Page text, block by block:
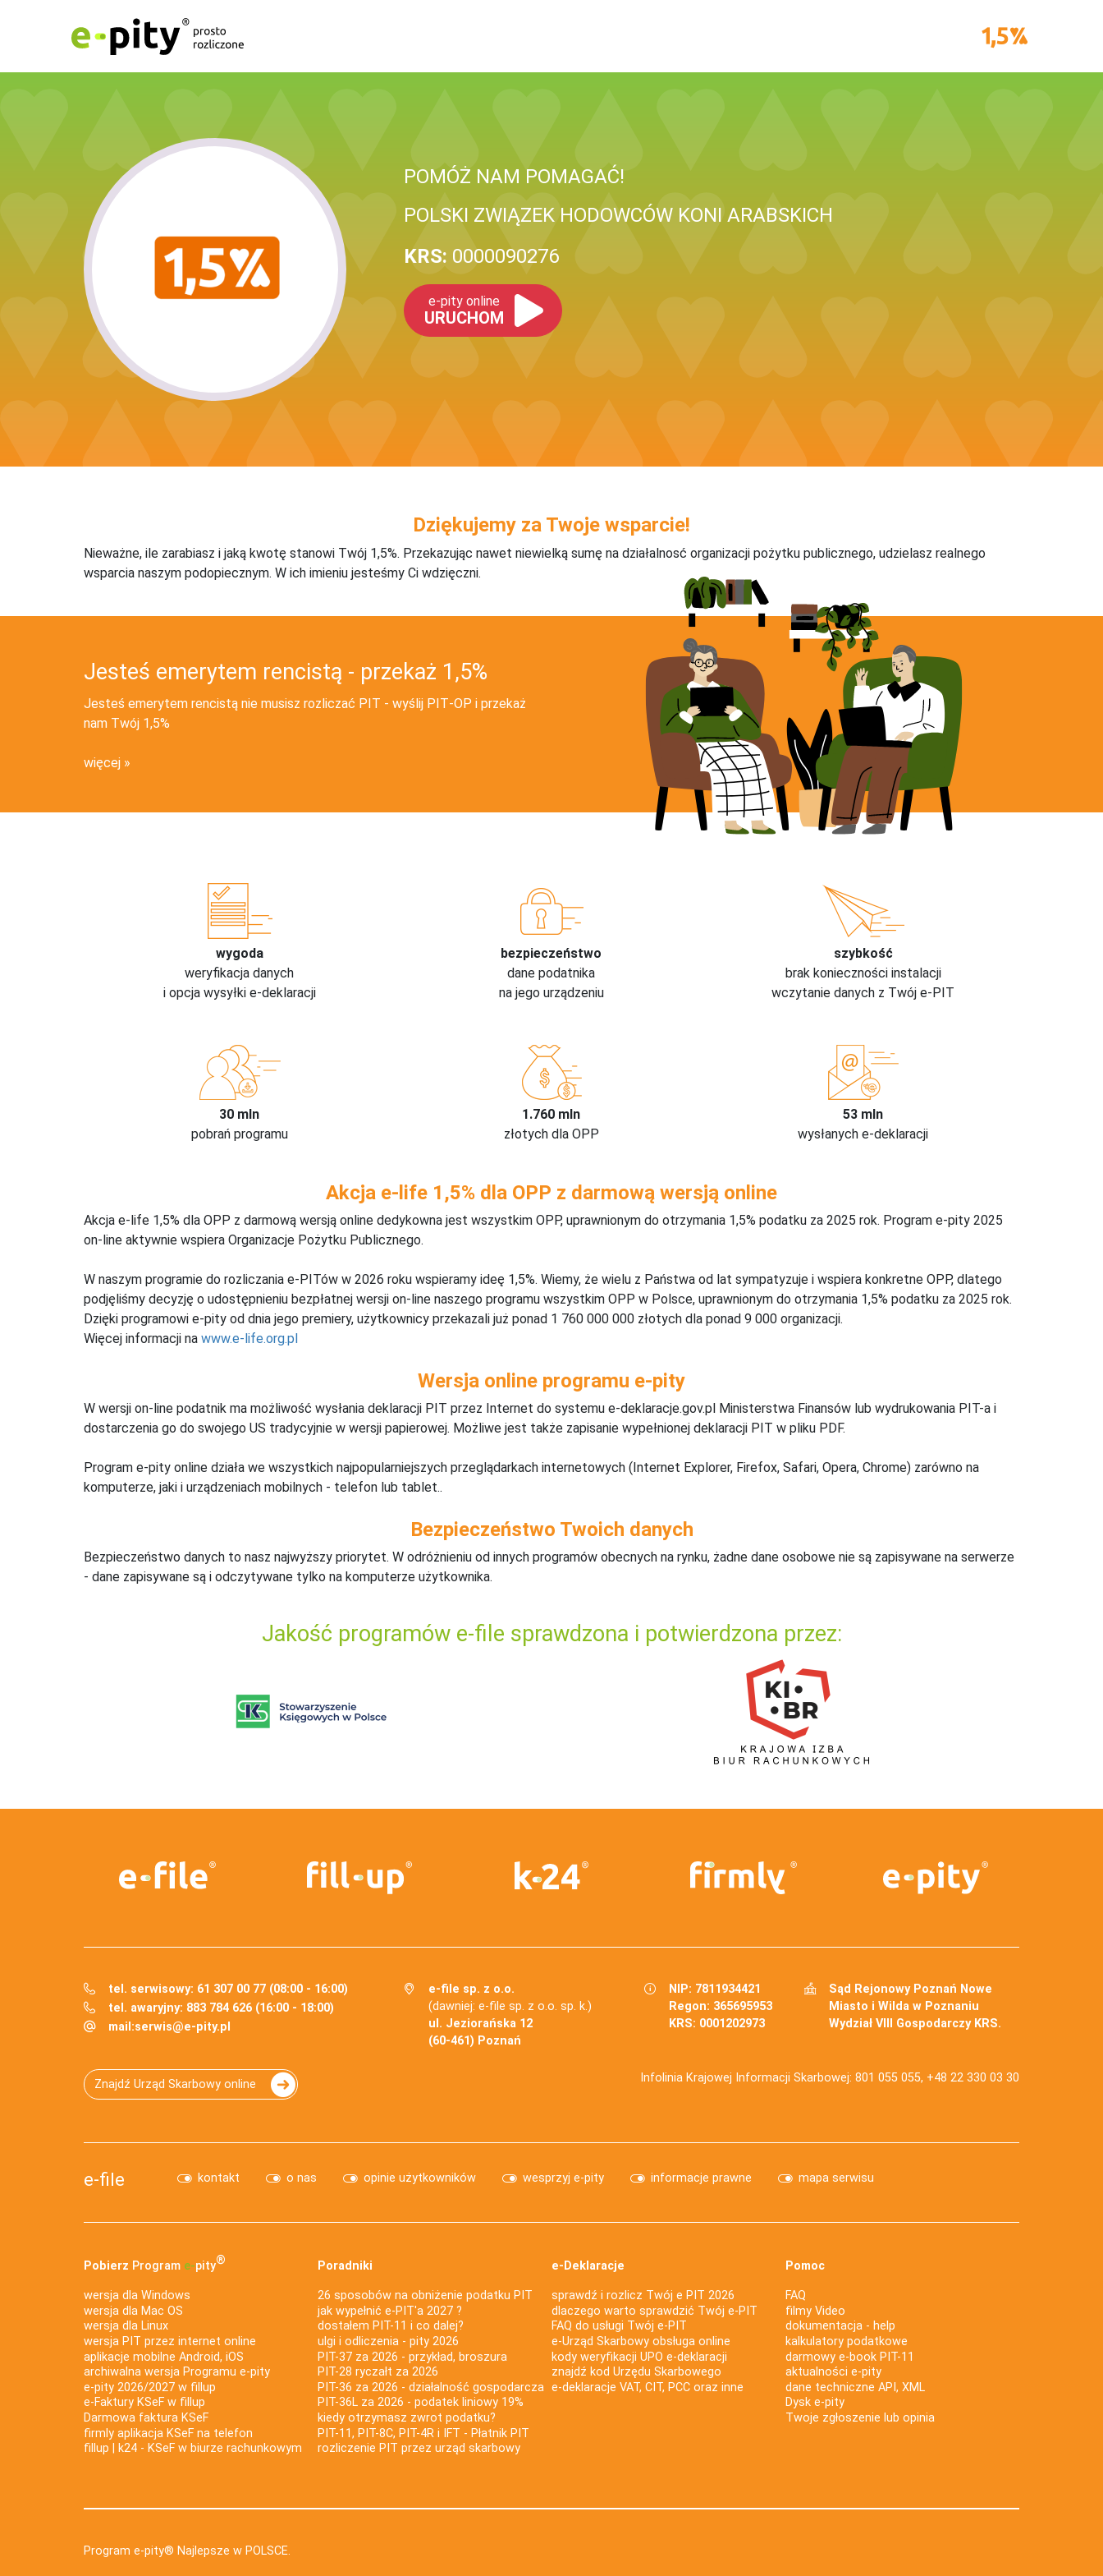
POMÓŻ NAM POMAGAĆ!
POLSKI ZWIĄZEK HODOWCÓW KONI ARABSKICH
KRS: 0000090276
e-pity online
URUCHOM
Dziękujemy za Twoje wsparcie!
Nieważne, ile zarabiasz i jaką kwotę stanowi Twój 1,5%. Przekazując nawet niewielką sumę na działalnosć organizacji pożytku publicznego, udzielasz realnego
wsparcia naszym podopiecznym. W ich imieniu jesteśmy Ci wdzięczni.
Jesteś emerytem rencistą - przekaż 1,5%
Jesteś emerytem rencistą nie musisz rozliczać PIT - wyślij PIT‑OP i przekaż
nam Twój 1,5%
więcej
wygoda
weryfikacja danych
i opcja wysyłki e-deklaracji
bezpieczeństwo
dane podatnika
na jego urządzeniu
szybkość
brak konieczności instalacji
wczytanie danych z Twój e-PIT
30 mln
pobrań programu
1.760 mln
złotych dla OPP
53 mln
wysłanych e-deklaracji
Akcja e-life 1,5% dla OPP z darmową wersją online
Akcja e-life 1,5% dla OPP z darmową wersją online dedykowna jest wszystkim OPP, uprawnionym do otrzymania 1,5% podatku za 2025 rok. Program e-pity 2025
on-line aktywnie wspiera Organizacje Pożytku Publicznego.
W naszym programie do rozliczania e-PITów w 2026 roku wspieramy ideę 1,5%. Wiemy, że wielu z Państwa od lat sympatyzuje i wspiera konkretne OPP, dlatego
podjęliśmy decyzję o udostępnieniu bezpłatnej wersji on-line naszego programu wszystkim OPP w Polsce, uprawnionym do otrzymania 1,5% podatku za 2025 rok.
Dzięki programowi e-pity od dnia jego premiery, użytkownicy przekazali już ponad 1 760 000 000 złotych dla ponad 9 000 organizacji.
Więcej informacji na www.e-life.org.pl
Wersja online programu e-pity
W wersji on-line podatnik ma możliwość wysłania deklaracji PIT przez Internet do systemu e-deklaracje.gov.pl Ministerstwa Finansów lub wydrukowania PIT-a i
dostarczenia go do swojego US tradycyjnie w wersji papierowej. Możliwe jest także zapisanie wypełnionej deklaracji PIT w pliku PDF.
Program e-pity online działa we wszystkich najpopularniejszych przeglądarkach internetowych (Internet Explorer, Firefox, Safari, Opera, Chrome) zarówno na
komputerze, jaki i urządzeniach mobilnych - telefon lub tablet..
Bezpieczeństwo Twoich danych
Bezpieczeństwo danych to nasz najwyższy priorytet. W odróżnieniu od innych programów obecnych na rynku, żadne dane osobowe nie są zapisywane na serwerze
- dane zapisywane są i odczytywane tylko na komputerze użytkownika.
Jakość programów e-file sprawdzona i potwierdzona przez:
tel. serwisowy: 61 307 00 77 (08:00 - 16:00)
tel. awaryjny: 883 784 626 (16:00 - 18:00)
mail:serwis@e-pity.pl
e-file sp. z o.o.
(dawniej: e-file sp. z o.o. sp. k.)
ul. Jeziorańska 12
(60-461) Poznań
NIP: 7811934421
Regon: 365695953
KRS: 0001202973
Sąd Rejonowy Poznań Nowe
Miasto i Wilda w Poznaniu
Wydział VIII Gospodarczy KRS.
Znajdź Urząd Skarbowy online Infolinia Krajowej Informacji Skarbowej: 801 055 055, +48 22 330 03 30
e-file kontakt o nas opinie użytkowników wesprzyj e-pity informacje prawne mapa serwisu
Pobierz Program e‑pity®
wersja dla Windows
wersja dla Mac OS
wersja dla Linux
wersja PIT przez internet online
aplikacje mobilne Android, iOS
archiwalna wersja Programu e-pity
e-pity 2026/2027 w fillup
e‑Faktury KSeF w fillup
Darmowa faktura KSeF
firmly aplikacja KSeF na telefon
fillup | k24 - KSeF w biurze rachunkowym
Poradniki
26 sposobów na obniżenie podatku PIT
jak wypełnić e-PIT'a 2027 ?
dostałem PIT-11 i co dalej?
ulgi i odliczenia - pity 2026
PIT-37 za 2026 - przykład, broszura
PIT-28 ryczałt za 2026
PIT-36 za 2026 - działalność gospodarcza
PIT-36L za 2026 - podatek liniowy 19%
kiedy otrzymasz zwrot podatku?
PIT-11, PIT-8C, PIT-4R i IFT - Płatnik PIT
rozliczenie PIT przez urząd skarbowy
e-Deklaracje
sprawdź i rozlicz Twój e PIT 2026
dlaczego warto sprawdzić Twój e-PIT
FAQ do usługi Twój e-PIT
e-Urząd Skarbowy obsługa online
kody weryfikacji UPO e-deklaracji
znajdź kod Urzędu Skarbowego
e-deklaracje VAT, CIT, PCC oraz inne
Pomoc
FAQ
filmy Video
dokumentacja - help
kalkulatory podatkowe
darmowy e-book PIT-11
aktualności e-pity
dane techniczne API, XML
Dysk e-pity
Twoje zgłoszenie lub opinia
Program e-pity® Najlepsze w POLSCE.